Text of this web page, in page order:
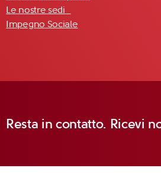
Le nostre sedi
Impegno Sociale
Resta in contatto. Ricevi